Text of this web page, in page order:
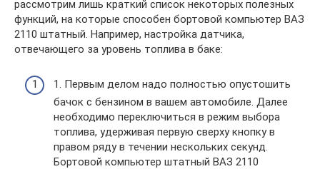
рассмотрим лишь краткий список некоторых полезных
функций, на которые способен бортовой компьютер ВАЗ
2110 штатный. Например, настройка датчика,
отвечающего за уровень топлива в баке:
1. Первым делом надо полностью опустошить
бачок с бензином в вашем автомобиле. Далее
необходимо переключиться в режим выбора
топлива, удерживая первую сверху кнопку в
правом ряду в течении нескольких секунд.
Бортовой компьютер штатный ВАЗ 2110